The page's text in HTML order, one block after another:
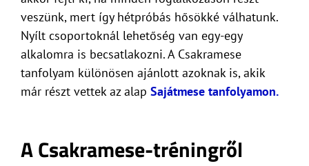
veszünk, mert így hétpróbás hősökké válhatunk.
Nyílt csoportoknál lehetőség van egy-egy
alkalomra is becsatlakozni. A Csakramese
tanfolyam különösen ajánlott azoknak is, akik
már részt vettek az alap Sajátmese tanfolyamon.
A Csakramese-tréningről